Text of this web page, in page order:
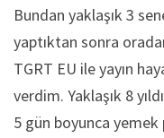
Bundan yaklaşık 3
yaptıktan sonra
TGRT EU ile yayın
verdim. Yaklaşık 8
5 gün boyunca yemek